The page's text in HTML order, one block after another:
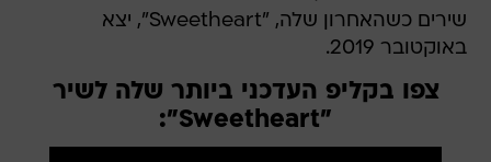
שירים כשהאחרון שלה, "Sweetheart", יצא
באוקטובר 2019.
צפו בקליפ העדכני ביותר שלה לשיר
"Sweetheart":